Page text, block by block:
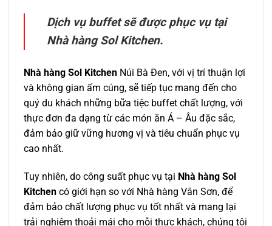
Dịch vụ buffet sẽ được phục vụ tại
Nhà hàng Sol Kitchen.
Nhà hàng Sol Kitchen Núi Bà Đen, với vị trí thuận lợi
và không gian ấm cúng, sẽ tiếp tục mang đến cho
quý du khách những bữa tiệc buffet chất lượng, với
thực đơn đa dạng từ các món ăn Á – Âu đặc sắc,
đảm bảo giữ vững hương vị và tiêu chuẩn phục vụ
cao nhất.
Tuy nhiên, do công suất phục vụ tại Nhà hàng Sol
Kitchen có giới hạn so với Nhà hàng Vân Sơn, để
đảm bảo chất lượng phục vụ tốt nhất và mang lại
trải nghiệm thoải mái cho mỗi thực khách, chúng tôi